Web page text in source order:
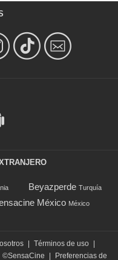
Beyazperde Turquía
México México
Términos de uso
©SensaCine Preferencias de